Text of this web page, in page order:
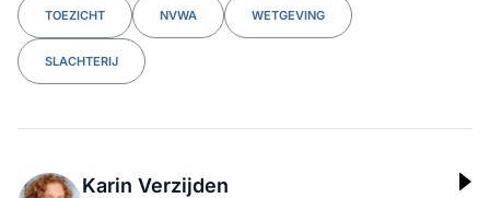
TOEZICHT NVWA WETGEVING
SLACHTERIJ
Karin Verzijden